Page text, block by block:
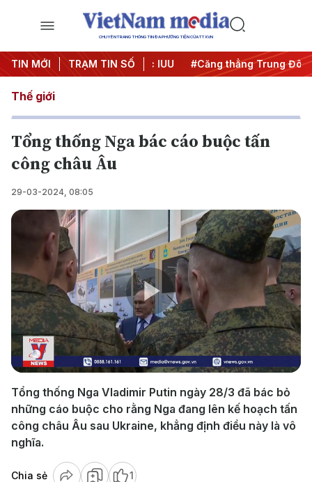
CHUYÊN TRANG THÔNG TIN ĐA PHƯƠNG TIỆN CỦA TTXVN
TIN MỚI TRẠM TIN SỐ
đêm #Chống khai thác IUU #Căng thẳng Trung Đông
Thế giới
Tổng thống Nga bác cáo buộc tấn
công châu Âu
29-03-2024, 08:05
Play
Video
Tổng thống Nga Vladimir Putin ngày 28/3 đã bác bỏ
những cáo buộc cho rằng Nga đang lên kế hoạch tấn
công châu Âu sau Ukraine, khẳng định điều này là vô
nghĩa.
Chia sẻ 1